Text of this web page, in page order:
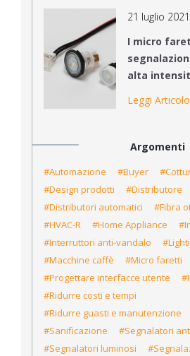
21 luglio 2021
I micro
alta
Leggi Articolo
Argomenti
#Automazione #Buyer
#Design prodotti
#Distributore
#Distributori automatici
#Fibra
#HVAC-R
#Home Appliance
#Interruttori anti-vandalo
#Macchine caffè
#Micro faretti
#Progettare interfacce utente
#Ridurre costi e tempi
#Ridurre guasti e manutenzione
#Sanificazione
#Segnalatori
#Segnalatori luminosi